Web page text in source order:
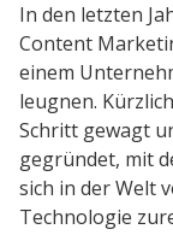
Defacto
Über Uns
Blog
Themen
Open
In den letzten
Content
einem
leugnen.
Schritt gewagt
gegründet, mit
sich in der Welt
Technologie